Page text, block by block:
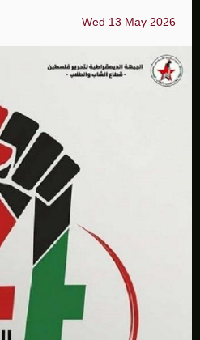
Wed 13 May 2026